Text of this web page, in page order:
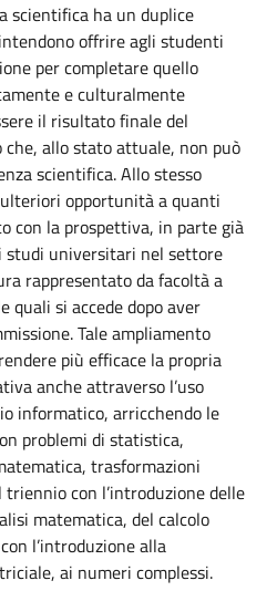
scientifica ha un duplice
offrire agli studenti
per completare quello
e culturalmente
il risultato finale del
che, allo stato attuale, non può
scientifica. Allo stesso
opportunità a quanti
con la prospettiva, in parte già
universitari nel settore
rappresentato da facoltà a
quali si accede dopo aver
Tale ampliamento
più efficace la propria
anche attraverso l’uso
informatico, arricchendo le
problemi di statistica,
trasformazioni
con l’introduzione delle
matematica, del calcolo
l’introduzione alla
ai numeri complessi.